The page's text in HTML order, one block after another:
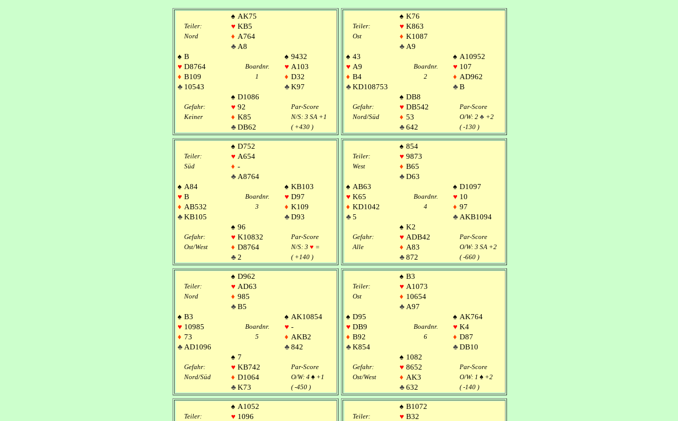
♠ AK75
Teiler: ♥ KB5
Nord ♦ A764
♣ A8
♠ B ♠ 9432
♥ D8764 Boardnr. ♥ A103
♦ B109 1 ♦ D32
♣ 10543 ♣K97
♠ D1086
Gefahr: ♥ 92
Par-Score
Keiner
♦ K85 N/S: 3 SA +1
♣DB62 ( +430 )
♠ K76
Teiler: ♥ K863
Ost ♦ K1087
♣ A9
♠ 43 ♠ A10952
♥ A9 Boardnr. ♥ 107
♦ B4 2 ♦ AD962
♣KD108753 ♣B
♠ DB8
Gefahr: ♥ DB542
Par-Score
Nord/Süd
♦ 53 O/W: 2 ♣ +2
♣642 ( -130 )
♠ D752
Teiler: ♥ A654
Süd ♦ -
♣ A8764
♠ A84 ♠ KB103
♥ B Boardnr. ♥ D97
♦ AB532 3 ♦ K109
♣KB105 ♣D93
♠ 96
Gefahr: ♥ K10832
Par-Score
Ost/West
♦ D8764 N/S: 3 ♥ =
♣ 2 ( +140 )
♠ 854
Teiler: ♥ 9873
West ♦ B65
♣D63
♠ AB63 ♠ D1097
♥ K65 Boardnr. ♥ 10
♦ KD1042 4 ♦ 97
♣5 ♣ AKB1094
♠ K2
Gefahr: ♥ ADB42
Par-Score
Alle
♦ A83 O/W: 3 SA +2
♣872 ( -660 )
♠ D962
Teiler: ♥ AD63
Nord ♦ 985
♣B5
♠ B3 ♠ AK10854
♥ 10985 Boardnr. ♥ -
♦ 73 5 ♦ AKB2
♣ AD1096 ♣842
♠ 7
Gefahr: ♥ KB742
Par-Score
Nord/Süd
♦ D1064 O/W: 4 ♠ +1
♣K73 ( -450 )
♠ B3
Teiler: ♥ A1073
Ost ♦ 10654
♣ A97
♠ D95 ♠ AK764
♥ DB9 Boardnr. ♥ K4
♦ B92 6 ♦ D87
♣K854 ♣DB10
♠ 1082
Gefahr: ♥ 8652
Par-Score
Ost/West
♦ AK3 O/W: 1 ♠ +2
♣632 ( -140 )
♠ A1052
Teiler: ♥ 1096
♠ B1072
Teiler: ♥ B32